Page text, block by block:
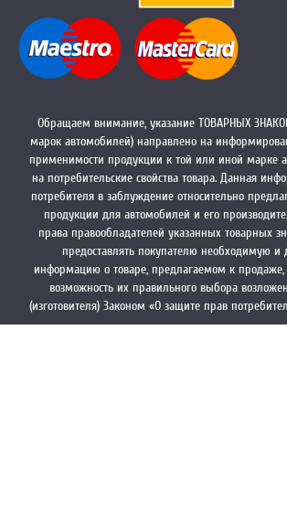
Обращаем внимание, указание ТОВАРНЫХ
марок автомобилей) направлено на
применимости продукции к той или иной марке
на потребительские свойства товара. Данная
потребителя в заблуждение относительно
продукции для автомобилей и его
права правообладателей указанных товарных
предоставлять покупателю необходимую и
информацию о товаре, предлагаемом к
возможность их правильного выбора
(изготовителя) Законом «О защите прав